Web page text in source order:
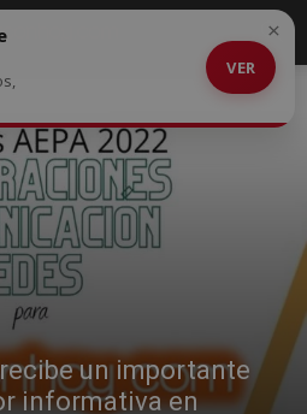
un importante
informativa en
VER
×